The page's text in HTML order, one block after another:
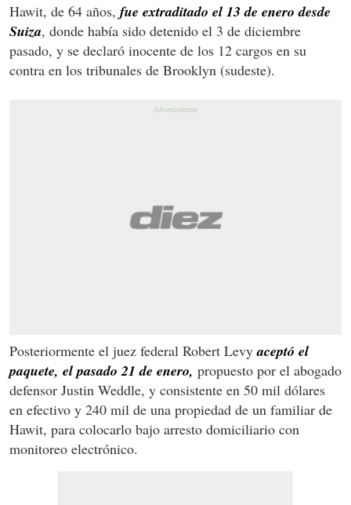
Hawit, de 64 años, fue extraditado el 13 de enero desde
Suiza, donde había sido detenido el 3 de diciembre
pasado, y se declaró inocente de los 12 cargos en su
contra en los tribunales de Brooklyn (sudeste).
Posteriormente el juez federal Robert Levyaceptó el
paquete, el pasado 21 de enero, propuesto por el abogado
defensor Justin Weddle, y consistente en 50 mil dólares
en efectivo y 240 mil de una propiedad de un familiar de
Hawit, para colocarlo bajo arresto domiciliario con
monitoreo electrónico.